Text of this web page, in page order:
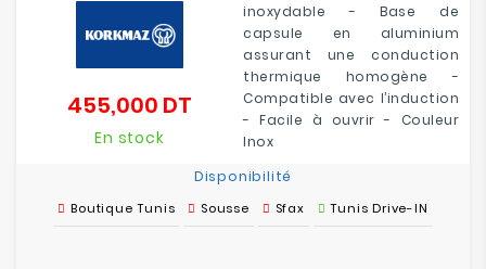
inoxydable - Base de
capsule en aluminium
assurant une conduction
thermique homogène -
Compatible avec l’induction
- Facile à ouvrir - Couleur
Inox
455,000 DT
En stock
Disponibilité
Boutique Tunis Sousse Sfax Tunis Drive-IN